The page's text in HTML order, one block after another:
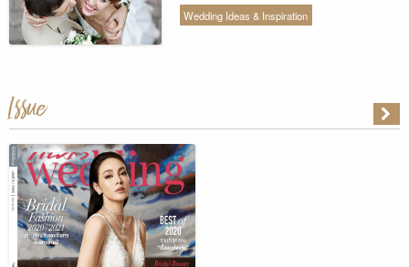
Wedding Ideas & Inspiration
Issue